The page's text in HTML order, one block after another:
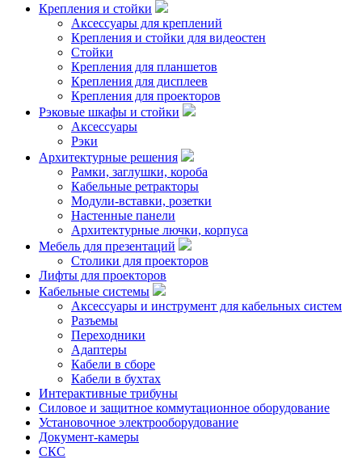
Крепления и стойки
Аксессуары для креплений
Крепления и стойки для видеостен
Стойки
Крепления для планшетов
Крепления для дисплеев
Крепления для проекторов
Рэковые шкафы и стойки
Аксессуары
Рэки
Архитектурные решения
Рамки, заглушки, короба
Кабельные ретракторы
Модули-вставки, розетки
Настенные панели
Архитектурные лючки, корпуса
Мебель для презентаций
Столики для проекторов
Лифты для проекторов
Кабельные системы
Аксессуары и инструмент для кабельных систем
Разъемы
Переходники
Адаптеры
Кабели в сборе
Кабели в бухтах
Интерактивные трибуны
Силовое и защитное коммутационное оборудование
Установочное электрооборудование
Документ-камеры
СКС